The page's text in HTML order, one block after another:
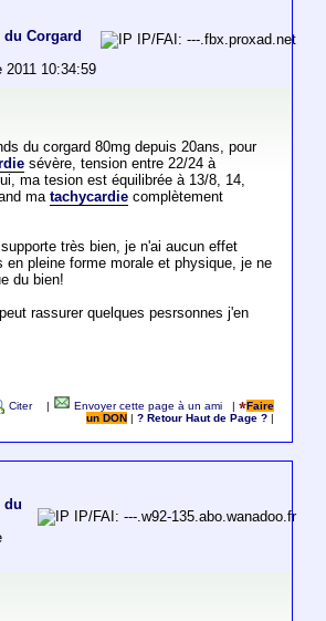
Corgard
2011 10:34:59
IP/FAI: ---.fbx.proxad.net
du corgard 80mg depuis 20ans, pour
sévère, tension entre 22/24 à
ma tesion est équilibrée à 13/8, 14,
matachycardiecomplètement
très bien, je n'ai aucun effet
en pleine forme morale et physique, je ne
du bien!
rassurer quelques pesrsonnes j'en
Citer Envoyer cette page à un ami |
Faire
un DON
|? Retour Haut de Page ?
du
IP/FAI: ---.w92-135.abo.wanadoo.fr